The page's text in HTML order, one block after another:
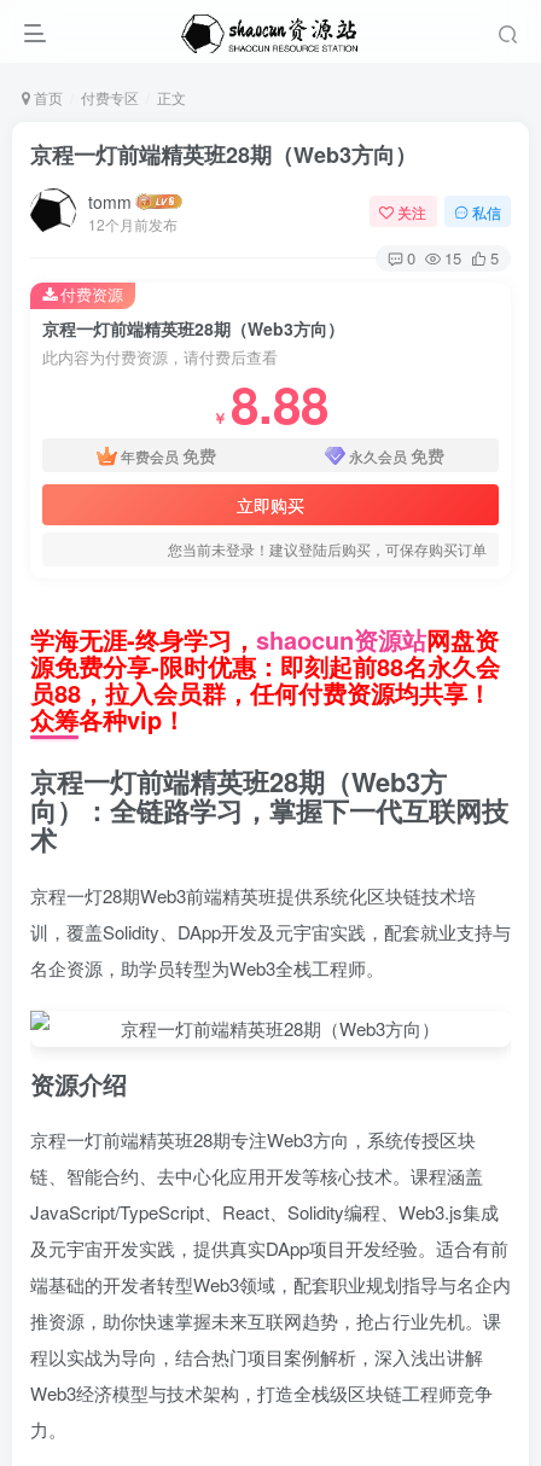
首页 付费专区 正文
京程一灯前端精英班28期（Web3方向）
tomm
12个月前发布
关注 私信
0 15 5
京程一灯前端精英班28期（Web3方向）
此内容为付费资源，请付费后查看
￥ 8.88
年费会员 免费 永久会员 免费
立即购买
您当前未登录！建议登陆后购买，可保存购买订单
付费资源
学海无涯-终身学习， shaocun资源站网盘资
源免费分享-限时优惠：即刻起前88名永久会
员88，拉入会员群，任何付费资源均共享！
众筹各种vip！
京程一灯前端精英班28期（Web3方
向）：全链路学习，掌握下一代互联网技
术
京程一灯28期Web3前端精英班提供系统化区块链技术培
训，覆盖Solidity、DApp开发及元宇宙实践，配套就业支持与
名企资源，助学员转型为Web3全栈工程师。
资源介绍
京程一灯前端精英班28期专注Web3方向，系统传授区块
链、智能合约、去中心化应用开发等核心技术。课程涵盖
JavaScript/TypeScript、React、Solidity编程、Web3.js集成
及元宇宙开发实践，提供真实DApp项目开发经验。适合有前
端基础的开发者转型Web3领域，配套职业规划指导与名企内
推资源，助你快速掌握未来互联网趋势，抢占行业先机。课
程以实战为导向，结合热门项目案例解析，深入浅出讲解
Web3经济模型与技术架构，打造全栈级区块链工程师竞争
力。